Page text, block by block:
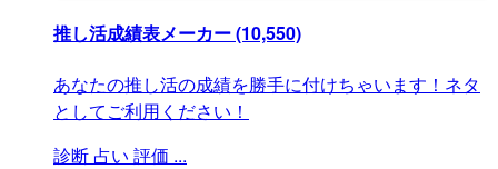
推し活成績表メーカー(10,550)
あなたの推し活の成績を勝手に付けちゃいます！ネタ
としてご利用ください！
診断 占い 評価 ...